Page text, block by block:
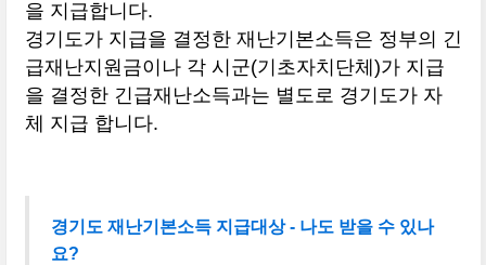
을 지급합니다.
경기도가 지급을 결정한 재난기본소득은 정부의 긴
급재난지원금이나 각 시군(기초자치단체)가 지급
을 결정한 긴급재난소득과는 별도로 경기도가 자
체 지급 합니다.
경기도 재난기본소득 지급대상 - 나도 받을 수 있나
요?